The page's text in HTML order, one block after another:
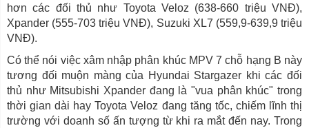
hơn các đối thủ như Toyota Veloz (638-660 triệu VNĐ),
Xpander (555-703 triệu VNĐ), Suzuki XL7 (559,9-639,9 triệu
VNĐ).
Có thể nói việc xâm nhập phân khúc MPV 7 chỗ hạng B này
tương đối muộn màng của Hyundai Stargazer khi các đối
thủ như Mitsubishi Xpander đang là "vua phân khúc" trong
thời gian dài hay Toyota Veloz đang tăng tốc, chiếm lĩnh thị
trường với doanh số ấn tượng từ khi ra mắt đến nay. Trong